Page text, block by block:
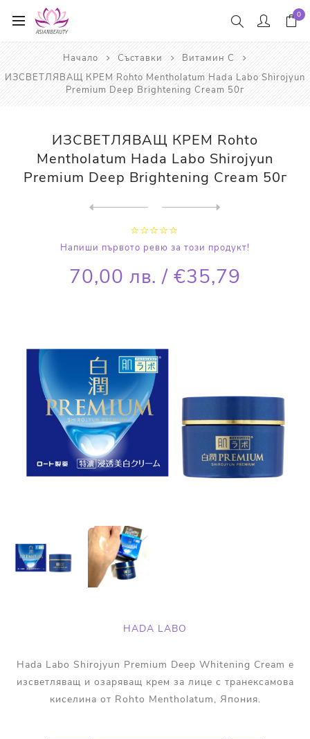
0
Начало Съставки
Витамин С
ИЗСВЕТЛЯВАЩ КРЕМ Rohto Mentholatum Hada Labo Shirojyun
Premium Deep Brightening Cream 50г
ИЗСВЕТЛЯВАЩ КРЕМ Rohto
Mentholatum Hada Labo Shirojyun
Premium Deep Brightening Cream 50г
Напиши първото ревю за този продукт!
70,00 лв. / €35,79
HADA LABO
Hada Labo Shirojyun Premium Deep Whitening Cream е
изсветляващ и озаряващ крем за лице с транексамова
киселина от Rohto Mentholatum, Япония.